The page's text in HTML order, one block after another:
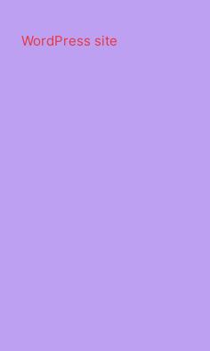
περιεχόμενο
WordPress site